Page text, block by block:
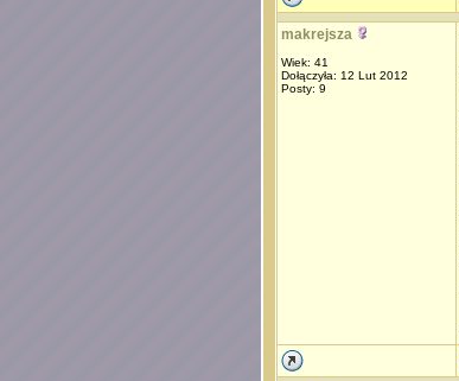
makrejsza
Wiek: 41
Dołączyła: 12 Lut 2012
Posty: 9